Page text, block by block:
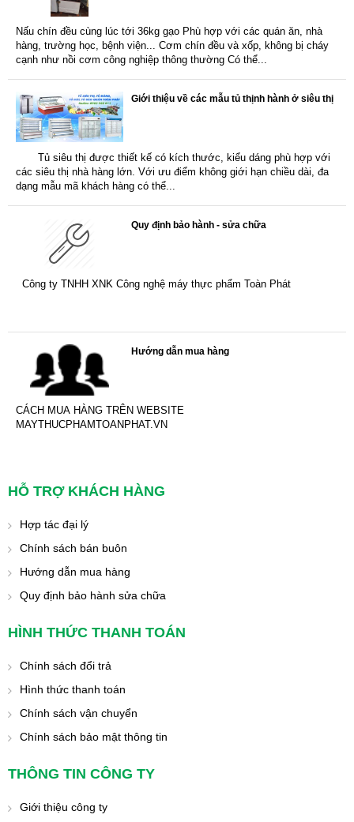
Nấu chín đều cùng lúc tới 36kg gạo Phù hợp với các quán ăn, nhà
hàng, trường học, bệnh viện... Cơm chín đều và xốp, không bị cháy
cạnh như nồi cơm công nghiệp thông thường Có thể...
Giới thiệu về các mẫu tủ thịnh hành ở siêu thị
Tủ siêu thị được thiết kế có kích thước, kiểu dáng phù hợp với
các siêu thị nhà hàng lớn. Với ưu điểm không giới hạn chiều dài, đa
dạng mẫu mã khách hàng có thể...
Quy định bảo hành - sửa chữa
Công ty TNHH XNK Công nghệ máy thực phẩm Toàn Phát
Hướng dẫn mua hàng
CÁCH MUA HÀNG TRÊN WEBSITE
MAYTHUCPHAMTOANPHAT.VN
HỖ TRỢ KHÁCH HÀNG
Hợp tác đại lý
Chính sách bán buôn
Hướng dẫn mua hàng
Quy định bảo hành sửa chữa
HÌNH THỨC THANH TOÁN
Chính sách đổi trả
Hình thức thanh toán
Chính sách vận chuyển
Chính sách bảo mật thông tin
THÔNG TIN CÔNG TY
Giới thiệu công ty